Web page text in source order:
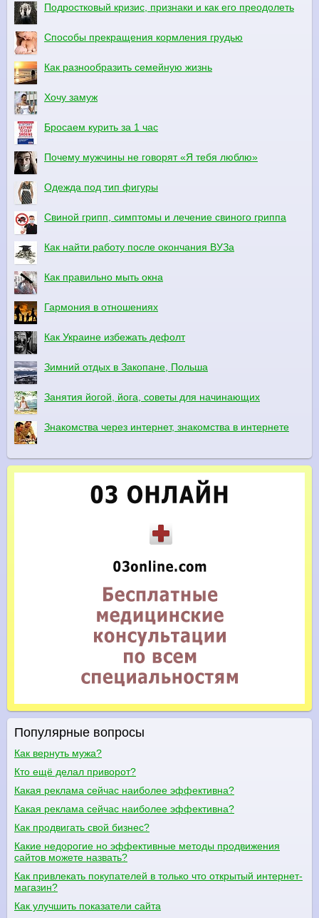
Подростковый кризис, признаки и как его преодолеть
Способы прекращения кормления грудью
Как разнообразить семейную жизнь
Хочу замуж
Бросаем курить за 1 час
Почему мужчины не говорят «Я тебя люблю»
Одежда под тип фигуры
Свиной грипп, симптомы и лечение свиного гриппа
Как найти работу после окончания ВУЗа
Как правильно мыть окна
Гармония в отношениях
Как Украине избежать дефолт
Зимний отдых в Закопане, Польша
Занятия йогой, йога, советы для начинающих
Знакомства через интернет, знакомства в интернете
Популярные вопросы
Как вернуть мужа?
Кто ещё делал приворот?
Какая реклама сейчас наиболее эффективна?
Какая реклама сейчас наиболее эффективна?
Как продвигать свой бизнес?
Какие недорогие но эффективные методы продвижения
сайтов можете назвать?
Как привлекать покупателей в только что открытый интернет-
магазин?
Как улучшить показатели сайта